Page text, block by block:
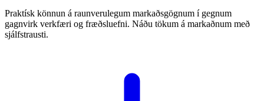
Praktísk könnun á raunverulegum markaðsgögnum í gegnum
gagnvirk verkfæri og fræðsluefni. Náðu tökum á markaðnum með
sjálfstrausti.